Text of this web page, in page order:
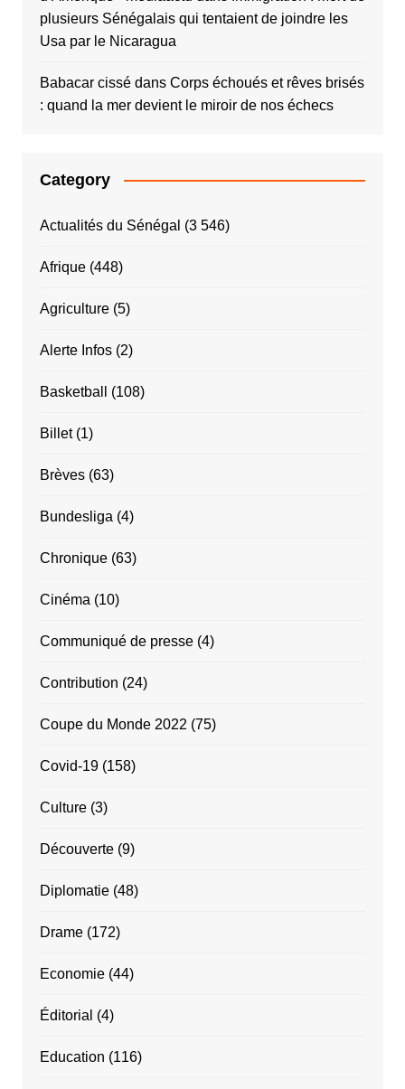
plusieurs Sénégalais qui tentaient de joindre les
Usa par le Nicaragua
Babacar cissédans Corps échoués et rêves brisés
: quand la mer devient le miroir de nos échecs
Category
Actualités du Sénégal (3 546)
Afrique(448)
Agriculture(5)
Alerte Infos(2)
Basketball (108)
Billet(1)
Brèves(63)
Bundesliga (4)
Chronique(63)
Cinéma (10)
Communiqué de presse(4)
Contribution (24)
Coupe du Monde 2022 (75)
Covid-19(158)
Culture(3)
Découverte(9)
Diplomatie(48)
Drame(172)
Economie(44)
Éditorial (4)
Education (116)